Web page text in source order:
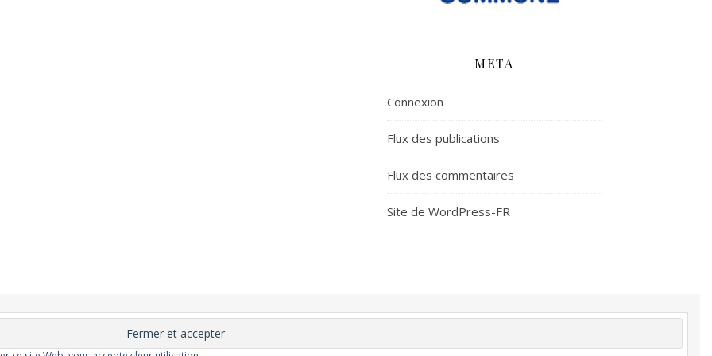
META
Connexion
Flux des publications
Flux des commentaires
Site de WordPress-FR
Moins de dépression Meilleur odorat Meilleur goût